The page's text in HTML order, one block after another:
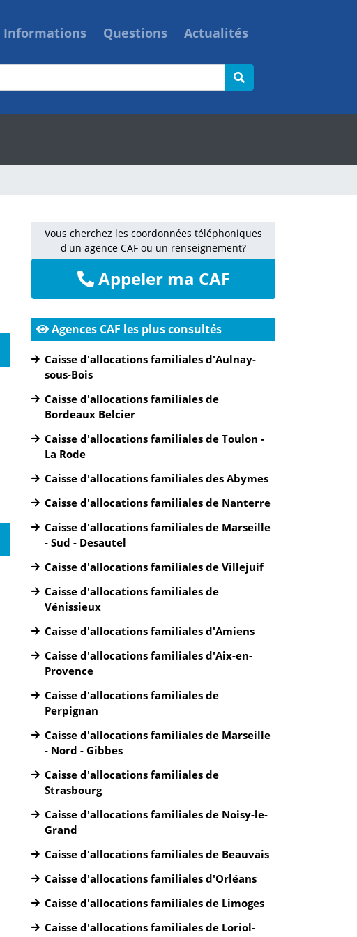
Informations Questions Actualités
Vous cherchez les coordonnées téléphoniques
d'un agence CAF ou un renseignement?
Appeler ma CAF
Agences CAF les plus consultés
Caisse d'allocations familiales d'Aulnay-
sous-Bois
Caisse d'allocations familiales de
Bordeaux Belcier
Caisse d'allocations familiales de Toulon -
La Rode
Caisse d'allocations familiales des Abymes
Caisse d'allocations familiales de Nanterre
Caisse d'allocations familiales de Marseille
- Sud - Desautel
Caisse d'allocations familiales de Villejuif
Caisse d'allocations familiales de
Vénissieux
Caisse d'allocations familiales d'Amiens
Caisse d'allocations familiales d'Aix-en-
Provence
Caisse d'allocations familiales de
Perpignan
Caisse d'allocations familiales de Marseille
- Nord - Gibbes
Caisse d'allocations familiales de
Strasbourg
Caisse d'allocations familiales de Noisy-le-
Grand
Caisse d'allocations familiales de Beauvais
Caisse d'allocations familiales d'Orléans
Caisse d'allocations familiales de Limoges
Caisse d'allocations familiales de Loriol-